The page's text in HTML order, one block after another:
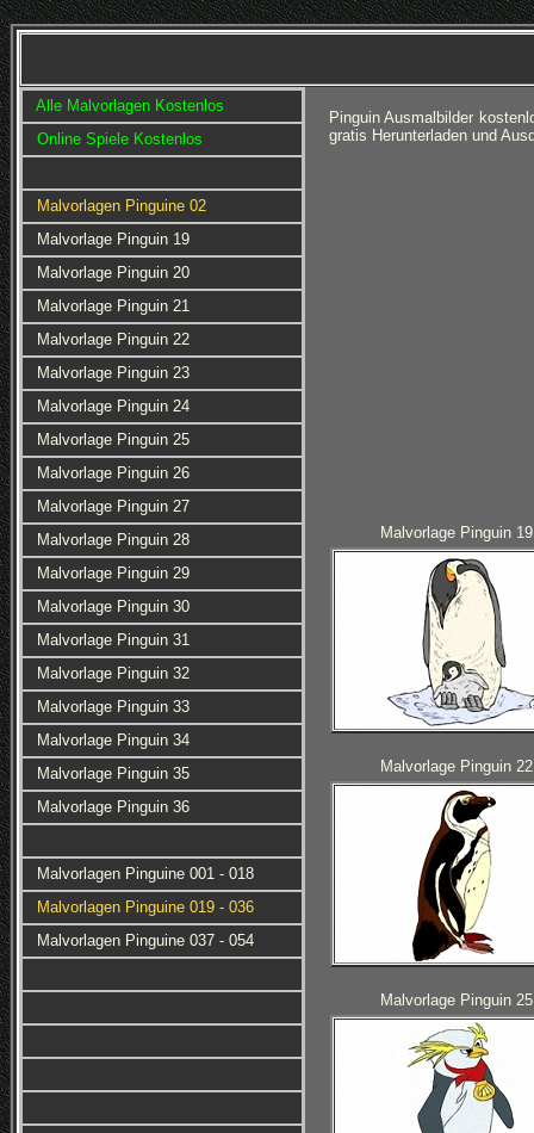
Alle Malvorlagen Kostenlos
Online Spiele Kostenlos
Malvorlagen Pinguine 02
Malvorlage Pinguin 19
Malvorlage Pinguin 20
Malvorlage Pinguin 21
Malvorlage Pinguin 22
Malvorlage Pinguin 23
Malvorlage Pinguin 24
Malvorlage Pinguin 25
Malvorlage Pinguin 26
Malvorlage Pinguin 27
Malvorlage Pinguin 28
Malvorlage Pinguin 29
Malvorlage Pinguin 30
Malvorlage Pinguin 31
Malvorlage Pinguin 32
Malvorlage Pinguin 33
Malvorlage Pinguin 34
Malvorlage Pinguin 35
Malvorlage Pinguin 36
Malvorlagen Pinguine 001 - 018
Malvorlagen Pinguine 019 - 036
Malvorlagen Pinguine 037 - 054
Pinguin Ausmalbilder
gratis Herunterladen und
Malvorlage Pinguin 19
Malvorlage Pinguin 22
Malvorlage Pinguin 25